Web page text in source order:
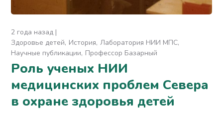
2 года назад
Здоровье детей История Лаборатория НИИ МПС
Научные публикации Профессор Базарный
Роль ученых НИИ
медицинских проблем Севера
в охране здоровья детей